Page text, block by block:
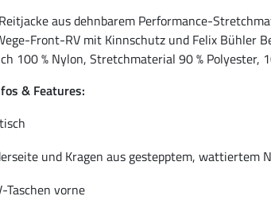
aus dehnbarem Performance-
Front-RV mit Kinnschutz und Felix Bühler
100 % Nylon, Stretchmaterial 90 % Polyester,
& Features:
und Kragen aus gestepptem, wattiertem
Taschen vorne